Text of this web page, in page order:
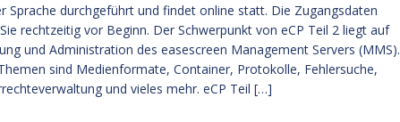
Sprache durchgeführt und findet online statt. Die Zugangsdaten
rechtzeitig vor Beginn. Der Schwerpunkt von eCP Teil 2 liegt auf
und Administration des easescreen Management Servers (MMS).
sind Medienformate, Container, Protokolle, Fehlersuche,
und vieles mehr. eCP Teil […]